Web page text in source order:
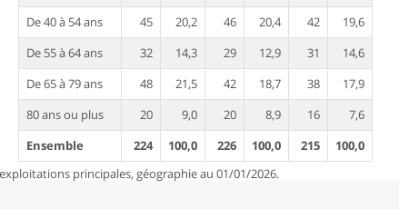
De 40 à 54 ans
45 20,2 46 20,4 42
19,6
De 55 à 64 ans
32 14,3 29 12,9 31
14,6
De 65 à 79 ans
48 21,5 42 18,7 38
17,9
80 ans ou plus
20 9,0 20 8,9 16
7,6
Ensemble
224 100,0 226 100,0 215
100,0
exploitations principales, géographie au 01/01/2026.